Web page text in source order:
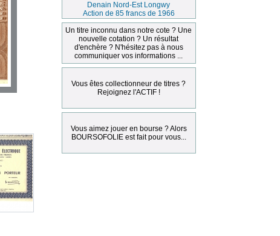
Denain Nord-Est Longwy
Action de 85 francs de 1966
Un titre inconnu dans notre cote ? Une
nouvelle cotation ? Un résultat
d'enchère ? N'hésitez pas à nous
communiquer vos informations ...
Vous êtes collectionneur de titres ?
Rejoignez l'ACTIF !
Vous aimez jouer en bourse ? Alors
BOURSOFOLIE est fait pour vous...